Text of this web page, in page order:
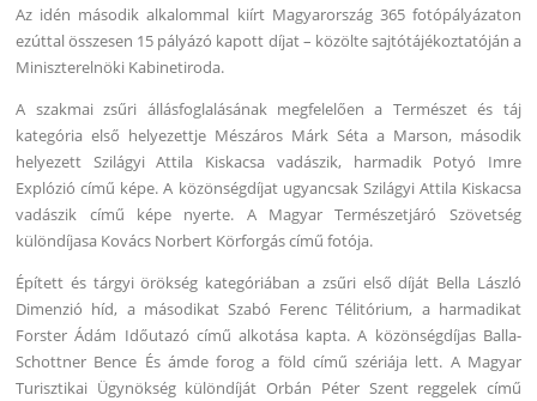
Az idén második alkalommal kiírt Magyarország 365 fotópályázaton
ezúttal összesen 15 pályázó kapott díjat – közölte sajtótájékoztatóján a
Miniszterelnöki Kabinetiroda.
A szakmai zsűri állásfoglalásának megfelelően a Természet és táj
kategória első helyezettje Mészáros Márk Séta a Marson, második
helyezett Szilágyi Attila Kiskacsa vadászik, harmadik Potyó Imre
Explózió című képe. A közönségdíjat ugyancsak Szilágyi Attila Kiskacsa
vadászik című képe nyerte. A Magyar Természetjáró Szövetség
különdíjasa Kovács Norbert Körforgás című fotója.
Épített és tárgyi örökség kategóriában a zsűri első díját Bella László
Dimenzió híd, a másodikat Szabó Ferenc Télitórium, a harmadikat
Forster Ádám Időutazó című alkotása kapta. A közönségdíjas Balla-
Schottner Bence És ámde forog a föld című szériája lett. A Magyar
Turisztikai Ügynökség különdíját Orbán Péter Szent reggelek című